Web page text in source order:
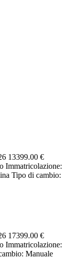
13399.00 €
Immatricolazione:
Tipo di cambio:
17399.00 €
Immatricolazione:
Manuale